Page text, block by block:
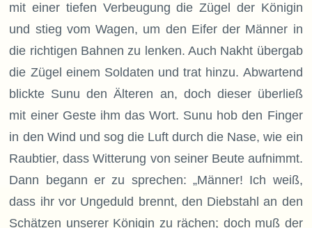
mit einer tiefen Verbeugung die Zügel der Königin
und stieg vom Wagen, um den Eifer der Männer in
die richtigen Bahnen zu lenken. Auch Nakht übergab
die Zügel einem Soldaten und trat hinzu. Abwartend
blickte Sunu den Älteren an, doch dieser überließ
mit einer Geste ihm das Wort. Sunu hob den Finger
in den Wind und sog die Luft durch die Nase, wie ein
Raubtier, dass Witterung von seiner Beute aufnimmt.
Dann begann er zu sprechen: „Männer! Ich weiß,
dass ihr vor Ungeduld brennt, den Diebstahl an den
Schätzen unserer Königin zu rächen; doch muß der